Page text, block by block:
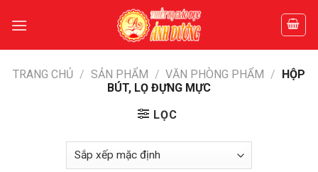
TRANG CHỦ / SẢN PHẨM / VĂN PHÒNG PHẨM / HỘP
BÚT, LỌ ĐỰNG MỰC
LỌC